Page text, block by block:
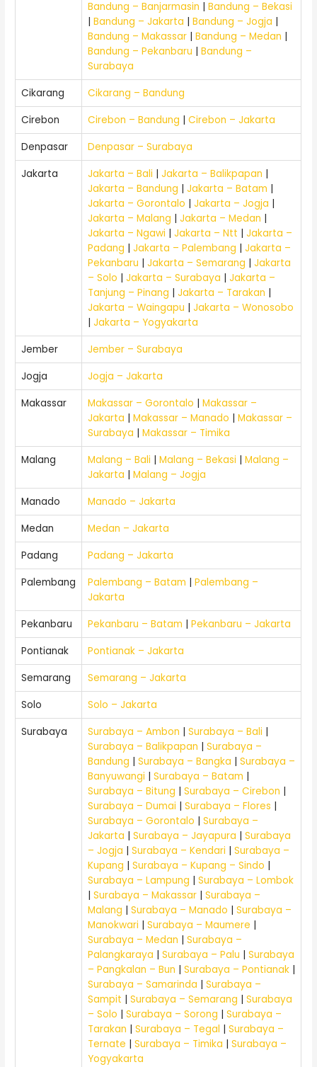
Bandung – Banjarmasin |Bandung – Bekasi
|Bandung – Jakarta |Bandung – Jogja
Bandung – Makassar |Bandung – Medan
Bandung – Pekanbaru |Bandung –
Surabaya
Cikarang
Cikarang – Bandung
Cirebon
Cirebon – Bandung |Cirebon – Jakarta
Denpasar
Denpasar – Surabaya
Jakarta
Jakarta – Bali |Jakarta – Balikpapan
Jakarta – Bandung |Jakarta – Batam
Jakarta – Gorontalo |Jakarta – Jogja
Jakarta – Malang |Jakarta – Medan
Jakarta – Ngawi |Jakarta – Ntt |Jakarta –
Padang |Jakarta – Palembang |Jakarta –
Pekanbaru |Jakarta – Semarang |Jakarta
– Solo |Jakarta – Surabaya |Jakarta –
Tanjung – Pinang |Jakarta – Tarakan
Jakarta – Waingapu |Jakarta – Wonosobo
|Jakarta – Yogyakarta
Jember
Jember – Surabaya
Jogja
Jogja – Jakarta
Makassar
Makassar – Gorontalo |Makassar –
Jakarta |Makassar – Manado |Makassar –
Surabaya |Makassar – Timika
Malang
Malang – Bali |Malang – Bekasi |Malang –
Jakarta |Malang – Jogja
Manado
Manado – Jakarta
Medan
Medan – Jakarta
Padang
Padang – Jakarta
Palembang
Palembang – Batam |Palembang –
Jakarta
Pekanbaru
Pekanbaru – Batam |Pekanbaru – Jakarta
Pontianak
Pontianak – Jakarta
Semarang
Semarang – Jakarta
Solo
Solo – Jakarta
Surabaya
Surabaya – Ambon |Surabaya – Bali
Surabaya – Balikpapan |Surabaya –
Bandung |Surabaya – Bangka |Surabaya –
Banyuwangi |Surabaya – Batam
Surabaya – Bitung |Surabaya – Cirebon
Surabaya – Dumai |Surabaya – Flores
Surabaya – Gorontalo |Surabaya –
Jakarta |Surabaya – Jayapura |Surabaya
– Jogja |Surabaya – Kendari |Surabaya –
Kupang |Surabaya – Kupang – Sindo
Surabaya – Lampung |Surabaya – Lombok
|Surabaya – Makassar |Surabaya –
Malang |Surabaya – Manado |Surabaya –
Manokwari |Surabaya – Maumere
Surabaya – Medan |Surabaya –
Palangkaraya |Surabaya – Palu |Surabaya
– Pangkalan – Bun |Surabaya – Pontianak
Surabaya – Samarinda |Surabaya –
Sampit |Surabaya – Semarang |Surabaya
– Solo |Surabaya – Sorong |Surabaya –
Tarakan |Surabaya – Tegal |Surabaya –
Ternate |Surabaya – Timika |Surabaya –
Yogyakarta